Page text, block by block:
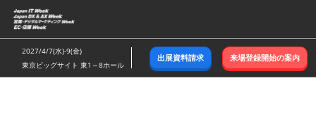
ス
キ
ッ
し
2027/4/7(水)-9(金)
東京ビッグサイト 東1～8ホール
出展資料請求 来場登録開始の案内